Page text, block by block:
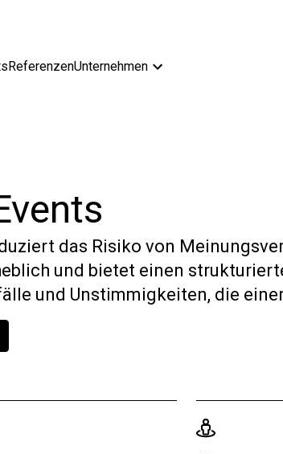
ReferenzenUnternehmen
das Risiko von
und bietet einen
und Unstimmigkeiten, die